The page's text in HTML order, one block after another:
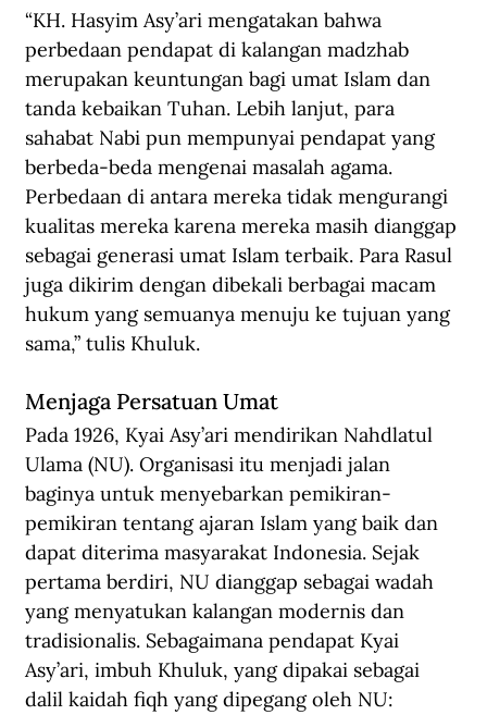
“KH. Hasyim Asy’ari mengatakan bahwa
perbedaan pendapat di kalangan madzhab
merupakan keuntungan bagi umat Islam dan
tanda kebaikan Tuhan. Lebih lanjut, para
sahabat Nabi pun mempunyai pendapat yang
berbeda-beda mengenai masalah agama.
Perbedaan di antara mereka tidak mengurangi
kualitas mereka karena mereka masih dianggap
sebagai generasi umat Islam terbaik. Para Rasul
juga dikirim dengan dibekali berbagai macam
hukum yang semuanya menuju ke tujuan yang
sama,” tulis Khuluk.
Menjaga Persatuan Umat
Pada 1926, Kyai Asy’ari mendirikan Nahdlatul
Ulama (NU). Organisasi itu menjadi jalan
baginya untuk menyebarkan pemikiran-
pemikiran tentang ajaran Islam yang baik dan
dapat diterima masyarakat Indonesia. Sejak
pertama berdiri, NU dianggap sebagai wadah
yang menyatukan kalangan modernis dan
tradisionalis. Sebagaimana pendapat Kyai
Asy’ari, imbuh Khuluk, yang dipakai sebagai
dalil kaidah fiqh yang dipegang oleh NU: